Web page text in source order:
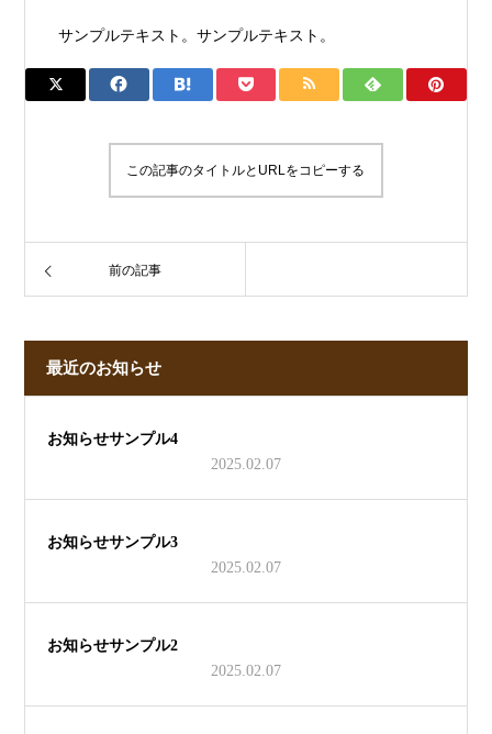
サンプルテキスト。サンプルテキスト。
この記事のタイトルとURLをコピーする
前の記事
最近のお知らせ
お知らせサンプル4
2025.02.07
お知らせサンプル3
2025.02.07
お知らせサンプル2
2025.02.07